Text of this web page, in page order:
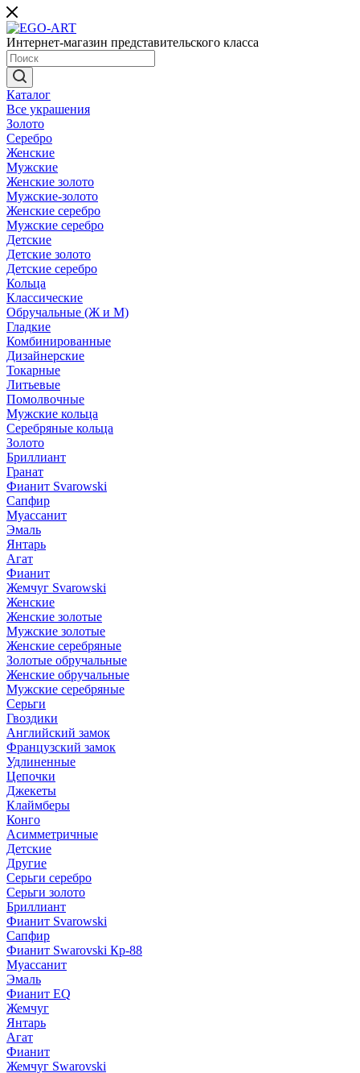
Интернет-магазин представительского класса
Каталог
Все украшения
Золото
Серебро
Женские
Мужские
Женские золото
Мужские-золото
Женские серебро
Мужские серебро
Детские
Детские золото
Детские серебро
Кольца
Классические
Обручальные (Ж и М)
Гладкие
Комбинированные
Дизайнерские
Токарные
Литьевые
Помолвочные
Мужские кольца
Серебряные кольца
Золото
Бриллиант
Гранат
Фианит Svarowski
Сапфир
Муассанит
Эмаль
Янтарь
Агат
Фианит
Жемчуг Svarowski
Женские
Женские золотые
Мужские золотые
Женские серебряные
Золотые обручальные
Женские обручальные
Мужские серебряные
Серьги
Гвоздики
Английский замок
Французский замок
Удлиненные
Цепочки
Джекеты
Клаймберы
Конго
Асимметричные
Детские
Другие
Серьги серебро
Серьги золото
Бриллиант
Фианит Svarowski
Сапфир
Фианит Swarovski Кр-88
Муассанит
Эмаль
Фианит EQ
Жемчуг
Янтарь
Агат
Фианит
Жемчуг Swarovski